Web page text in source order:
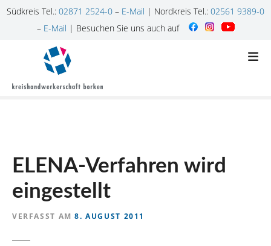
Südkreis Tel.: 02871 2524-0 – E-Mail | Nordkreis Tel.: 02561 9389-0
– E-Mail | Besuchen Sie uns auch auf
ELENA-Verfahren wird
eingestellt
VERFASST AM 8. AUGUST 2011